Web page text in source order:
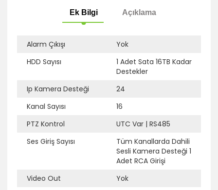
Alarm Çıkışı
Yok
HDD Sayısı
1 Adet Sata 16TB Kadar
Destekler
Ip Kamera Desteği
24
Kanal Sayısı
16
PTZ Kontrol
UTC Var | RS485
Ses Giriş Sayısı
Tüm Kanallarda Dahili
Sesli Kamera Desteği 1
Adet RCA Girişi
Video Out
Yok